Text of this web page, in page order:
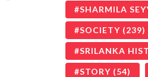
SHARMILA
SOCIETY (239)
SRILANKA
STORY (54)